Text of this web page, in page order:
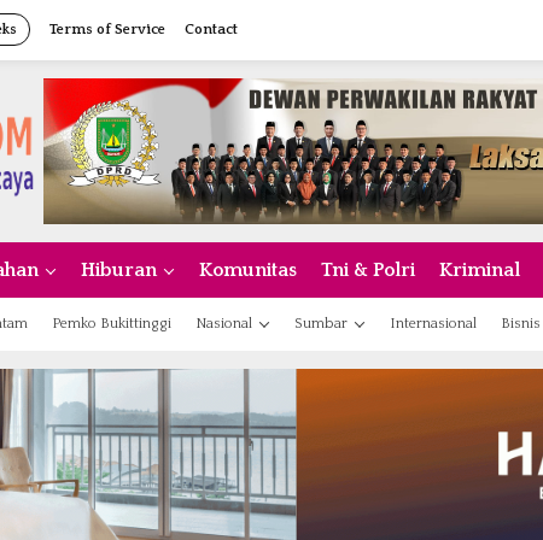
Terms of Service Contact
Hiburan Komunitas Tni & Polri Kriminal
Pemko Bukittinggi Nasional Sumbar Internasional Bisnis